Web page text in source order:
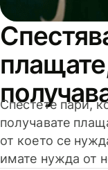
Спестете пари,
получавате
от което се
имате нужда от